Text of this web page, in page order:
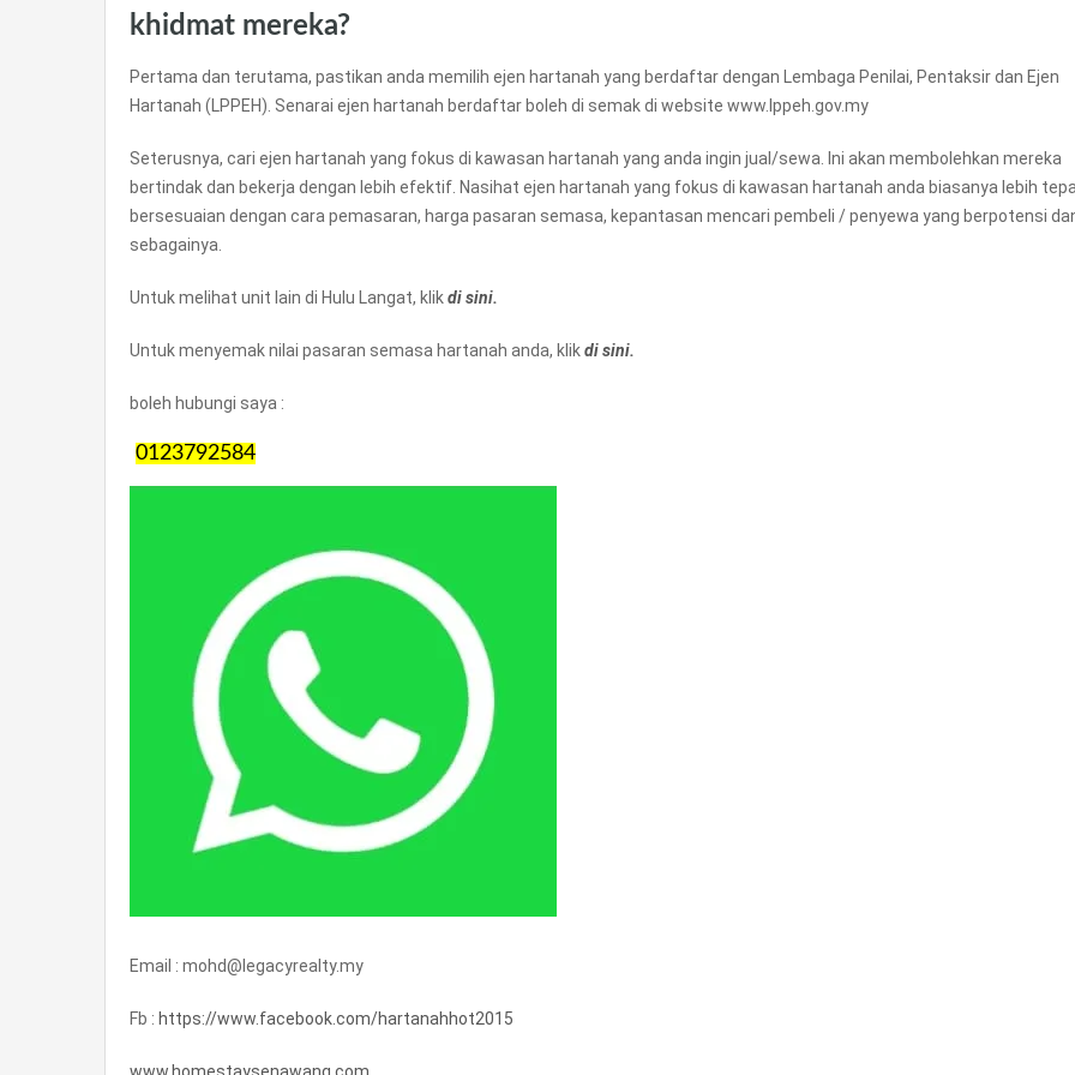
khidmat mereka?
Pertama dan terutama, pastikan anda memilih ejen hartanah yang berdaftar dengan Lembaga Penilai, Pentaksir dan Ejen
Hartanah (LPPEH). Senarai ejen hartanah berdaftar boleh di semak di website www.lppeh.gov.my
Seterusnya, cari ejen hartanah yang fokus di kawasan hartanah yang anda ingin jual/sewa. Ini akan membolehkan mereka
bertindak dan bekerja dengan lebih efektif. Nasihat ejen hartanah yang fokus di kawasan hartanah anda biasanya lebih
bersesuaian dengan cara pemasaran, harga pasaran semasa, kepantasan mencari pembeli / penyewa yang berpotensi
sebagainya.
Untuk melihat unit lain di Hulu Langat, klikdi sini.
Untuk menyemak nilai pasaran semasa hartanah anda, klikdi sini.
boleh hubungi saya :
0123792584
Email : mohd@legacyrealty.my
Fb : https://www.facebook.com/hartanahhot2015